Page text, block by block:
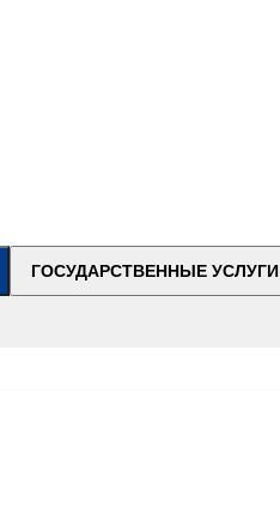
ГОСУДАРСТВЕННЫЕ УСЛУГИ